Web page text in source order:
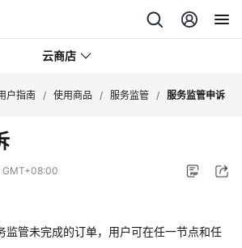
云商店
户指南 / 使用商品 / 服务监管 / 服务监管申诉
监管未完成的订单，用户可在任一节点和任